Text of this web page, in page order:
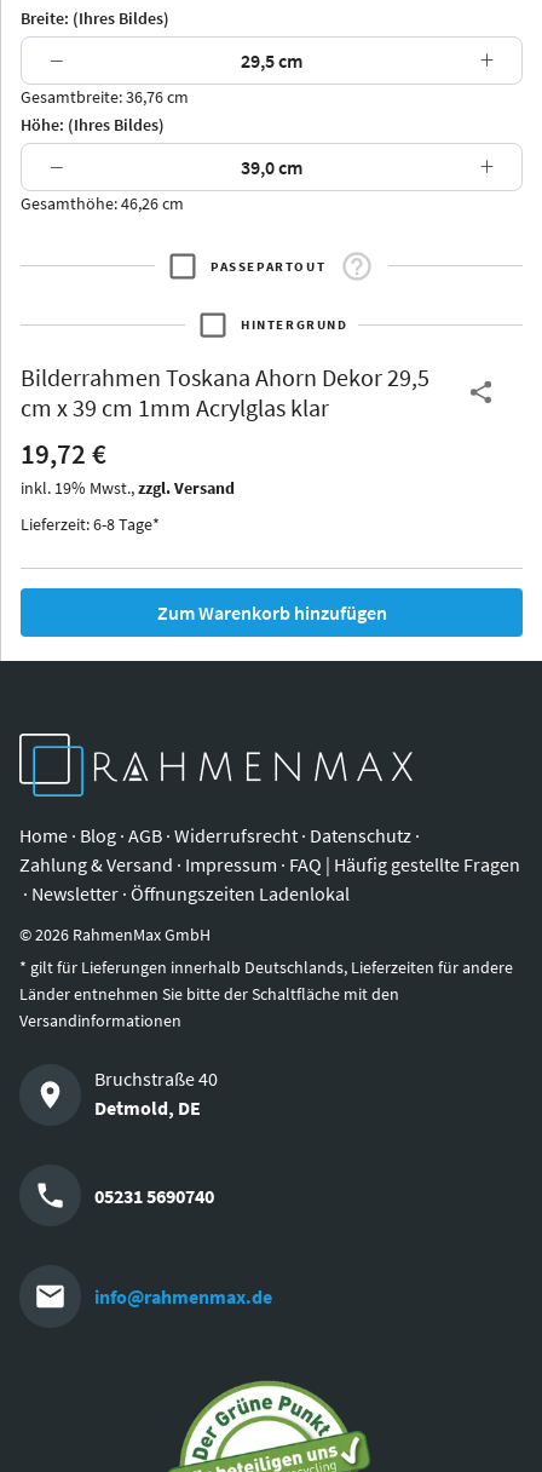
Arran Luzern
Thurgau
Iowa
Breite: (Ihres Bildes)
− +
Gesamtbreite: 36,76 cm
Höhe: (Ihres Bildes)
− +
Gesamthöhe: 46,26 cm
PASSEPARTOUT
HINTERGRUND
Bilderrahmen Toskana Ahorn Dekor 29,5
cm x 39 cm 1mm Acrylglas klar
19,72 €
inkl. 19% Mwst.,zzgl. Versand
Lieferzeit: 6-8 Tage*
Zum Warenkorb hinzufügen
Home · Blog · AGB · Widerrufsrecht · Datenschutz ·
Zahlung & Versand · Impressum · FAQ | Häufig gestellte Fragen
· Newsletter · Öffnungszeiten Ladenlokal
©2026 RahmenMax GmbH
* gilt für Lieferungen innerhalb Deutschlands, Lieferzeiten für andere
Länder entnehmen Sie bitte der Schaltfläche mit den
Versandinformationen
Bruchstraße 40
Detmold, DE
05231 5690740
info@rahmenmax.de